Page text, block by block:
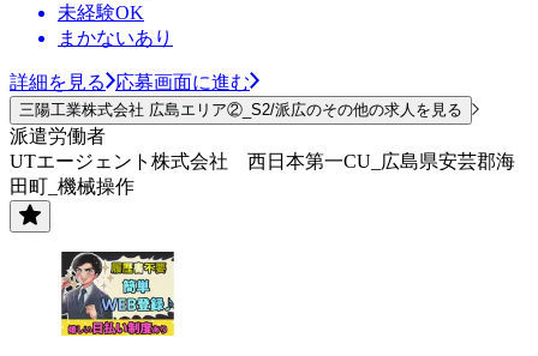
未経験OK
まかないあり
詳細を見る 応募画面に進む
三陽工業株式会社 広島エリア②_S2/派広のその他の求人を見る
派遣労働者
UTエージェント株式会社 西日本第一CU_広島県安芸郡海
田町_機械操作